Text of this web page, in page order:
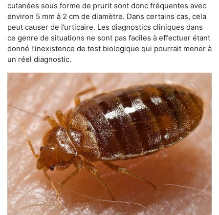
cutanées sous forme de prurit sont donc fréquentes avec
environ 5 mm à 2 cm de diamètre. Dans certains cas, cela
peut causer de l’urticaire. Les diagnostics cliniques dans
ce genre de situations ne sont pas faciles à effectuer étant
donné l’inexistence de test biologique qui pourrait mener à
un réel diagnostic.